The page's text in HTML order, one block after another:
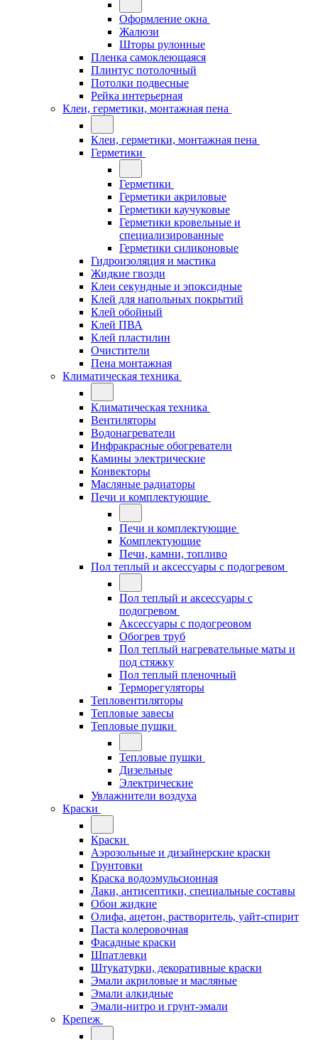
Оформление окна
Жалюзи
Шторы рулонные
Пленка самоклеющаяся
Плинтус потолочный
Потолки подвесные
Рейка интерьерная
Клеи, герметики, монтажная пена
Клеи, герметики, монтажная пена
Герметики
Герметики
Герметики акриловые
Герметики каучуковые
Герметики кровельные и
специализированные
Герметики силиконовые
Гидроизоляция и мастика
Жидкие гвозди
Клеи секундные и эпоксидные
Клей для напольных покрытий
Клей обойный
Клей ПВА
Клей пластилин
Очистители
Пена монтажная
Климатическая техника
Климатическая техника
Вентиляторы
Водонагреватели
Инфракрасные обогреватели
Камины электрические
Конвекторы
Масляные радиаторы
Печи и комплектующие
Печи и комплектующие
Комплектующие
Печи, камни, топливо
Пол теплый и аксессуары с подогревом
Пол теплый и аксессуары с
подогревом
Аксессуары с подогреовом
Обогрев труб
Пол теплый нагревательные маты и
под стяжку
Пол теплый пленочный
Терморегуляторы
Тепловентиляторы
Тепловые завесы
Тепловые пушки
Тепловые пушки
Дизельные
Электрические
Увлажнители воздуха
Краски
Краски
Аэрозольные и дизайнерские краски
Грунтовки
Краска водоэмульсионная
Лаки, антисептики, специальные составы
Обои жидкие
Олифа, ацетон, растворитель, уайт-спирит
Паста колеровочная
Фасадные краски
Шпатлевки
Штукатурки, декоративные краски
Эмали акриловые и масляные
Эмали алкидные
Эмали-нитро и грунт-эмали
Крепеж